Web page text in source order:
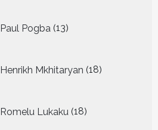
Paul Pogba 13
producten
Henrikh Mkhitaryan 18
producten
Romelu Lukaku 18
producten